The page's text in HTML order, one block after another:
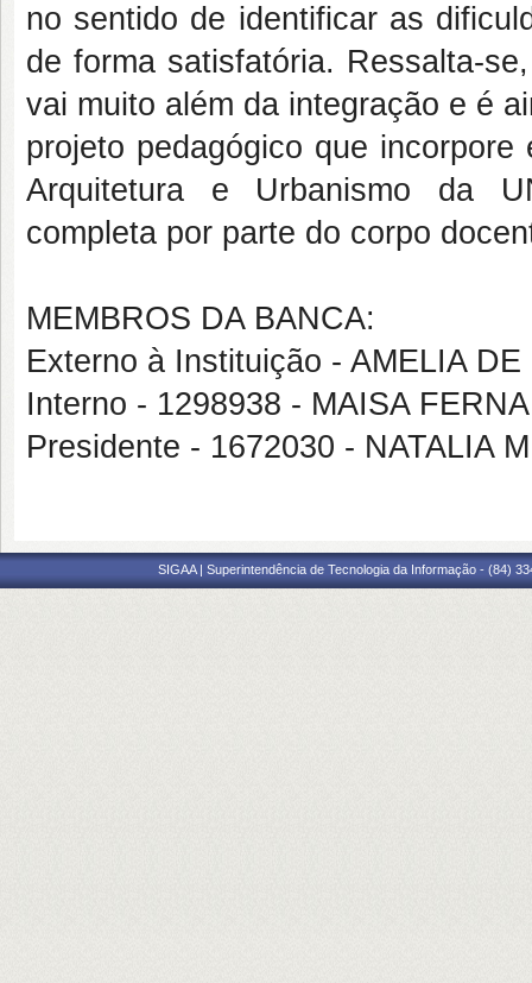
no sentido de identificar as
de forma satisfatória. Ressalta-
vai muito além da integração e é
projeto pedagógico que
Arquitetura e Urbanismo da
completa por parte do corpo
MEMBROS DA BANCA:
Externo à Instituição - AMELIA
Interno - 1298938 - MAISA
Presidente - 1672030 - NATALIA
SIGAA | Superintendência de Tecnologia da Informação - (84)